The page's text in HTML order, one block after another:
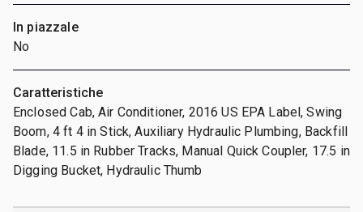
In piazzale
No
Caratteristiche
Enclosed Cab, Air Conditioner, 2016 US EPA Label, Swing
Boom, 4 ft 4 in Stick, Auxiliary Hydraulic Plumbing, Backfill
Blade, 11.5 in Rubber Tracks, Manual Quick Coupler, 17.5 in
Digging Bucket, Hydraulic Thumb